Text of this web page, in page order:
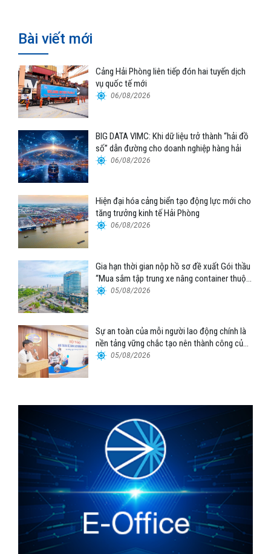
Bài viết mới
Cảng Hải Phòng liên tiếp đón hai tuyến dịch
vụ quốc tế mới
06/08/2026
BIG DATA VIMC: Khi dữ liệu trở thành “hải đồ
số” dẫn đường cho doanh nghiệp hàng hải
06/08/2026
Hiện đại hóa cảng biển tạo động lực mới cho
tăng trưởng kinh tế Hải Phòng
06/08/2026
Gia hạn thời gian nộp hồ sơ đề xuất Gói thầu
“Mua sắm tập trung xe nâng container thuộc
Tổng công ty Hàng hải Việt Nam – CTCP”
05/08/2026
Sự an toàn của mỗi người lao động chính là
nền tảng vững chắc tạo nên thành công của
Cảng Đà Nẵng
05/08/2026